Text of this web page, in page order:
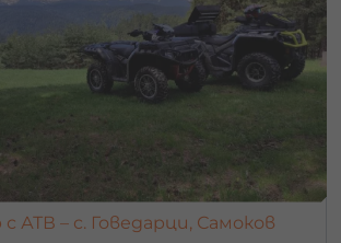
АТВ – с. Говедарци, Самоков